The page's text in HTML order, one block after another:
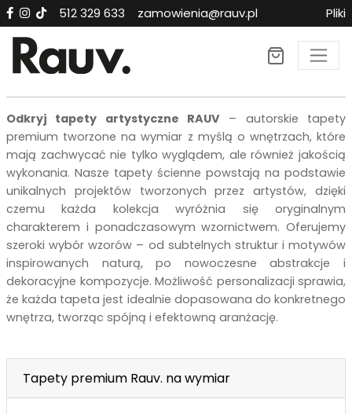
512 329 633 zamowienia@rauv.pl Pliki
Tapety premium RAUV
Odkryj tapety artystyczne RAUV – autorskie tapety
premium tworzone na wymiar z myślą o wnętrzach, które
mają zachwycać nie tylko wyglądem, ale również jakością
wykonania. Nasze tapety ścienne powstają na podstawie
unikalnych projektów tworzonych przez artystów, dzięki
czemu każda kolekcja wyróżnia się oryginalnym
charakterem i ponadczasowym wzornictwem. Oferujemy
szeroki wybór wzorów – od subtelnych struktur i motywów
inspirowanych naturą, po nowoczesne abstrakcje i
dekoracyjne kompozycje. Możliwość personalizacji sprawia,
że każda tapeta jest idealnie dopasowana do konkretnego
wnętrza, tworząc spójną i efektowną aranżację.
Tapety premium Rauv. na wymiar